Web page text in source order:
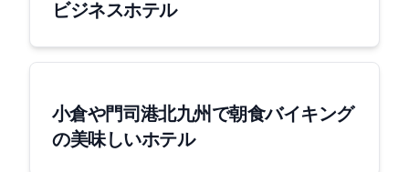
ビジネスホテル
[小倉や門司港]北九州で朝食バイキング
の美味しいホテル